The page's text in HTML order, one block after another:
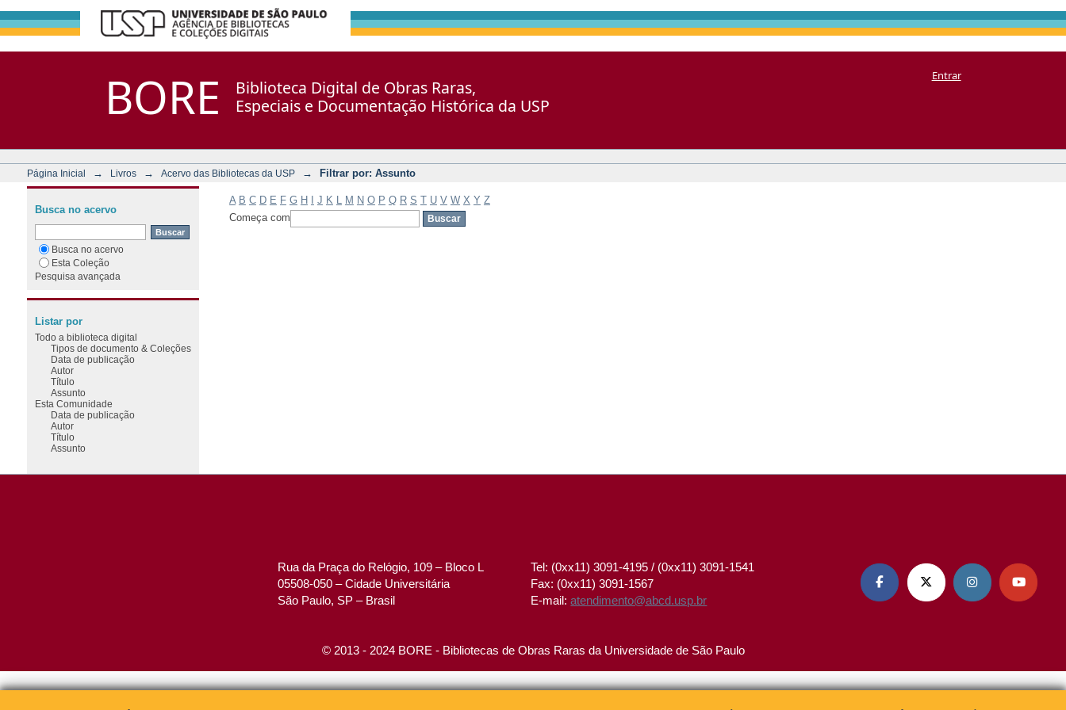
BORE
Biblioteca Digital de Obras Raras,
Especiais e Documentação Histórica da USP
Entrar
Página Inicial → Livros → Acervo das Bibliotecas da USP → Filtrar por: Assunto
A B C D E F G H J K M N O P Q R S T U V W X Y Z
Começa com
Busca no acervo
Busca no acervo
Esta Coleção
Pesquisa avançada
Listar por
Todo a biblioteca digital
Tipos de documento & Coleções
Data de publicação
Autor
Título
Assunto
Esta Comunidade
Data de publicação
Autor
Título
Assunto
Rua da Praça do Relógio, 109 – Bloco L
05508-050 – Cidade Universitária
São Paulo, SP – Brasil
Tel: (0xx11) 3091-4195 / (0xx11) 3091-1541
Fax: (0xx11) 3091-1567
E-mail:atendimento@abcd.usp.br
   
© 2013 - 2024 BORE - Bibliotecas de Obras Raras da Universidade de São Paulo